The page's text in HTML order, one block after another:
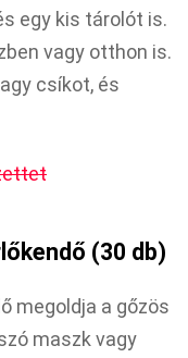
egy kis tárolót is.
vagy otthon is.
csíkot, és
(30 db)
megoldja a gőzös
maszk vagy